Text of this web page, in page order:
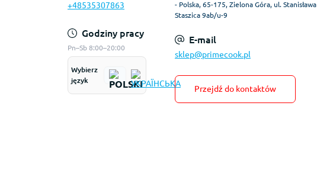
+48535307863
Godziny pracy
Pn–Sb 8:00–20:00
Wybierz
język
- Polska, 65-175, Zielona Góra, ul. Stanisława
Staszica 9ab/u-9
E-mail
sklep@primecook.pl
Przejdź do kontaktów